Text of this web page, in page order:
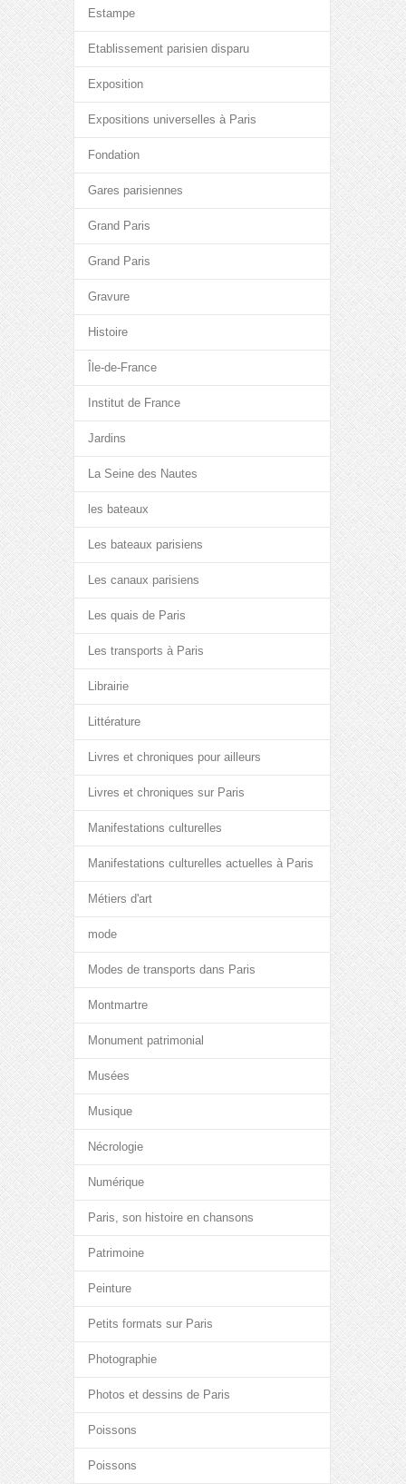
Estampe
Etablissement parisien disparu
Exposition
Expositions universelles à Paris
Fondation
Gares parisiennes
Grand Paris
Grand Paris
Gravure
Histoire
Île-de-France
Institut de France
Jardins
La Seine des Nautes
les bateaux
Les bateaux parisiens
Les canaux parisiens
Les quais de Paris
Les transports à Paris
Librairie
Littérature
Livres et chroniques pour ailleurs
Livres et chroniques sur Paris
Manifestations culturelles
Manifestations culturelles actuelles à Paris
Métiers d'art
mode
Modes de transports dans Paris
Montmartre
Monument patrimonial
Musées
Musique
Nécrologie
Numérique
Paris, son histoire en chansons
Patrimoine
Peinture
Petits formats sur Paris
Photographie
Photos et dessins de Paris
Poissons
Poissons